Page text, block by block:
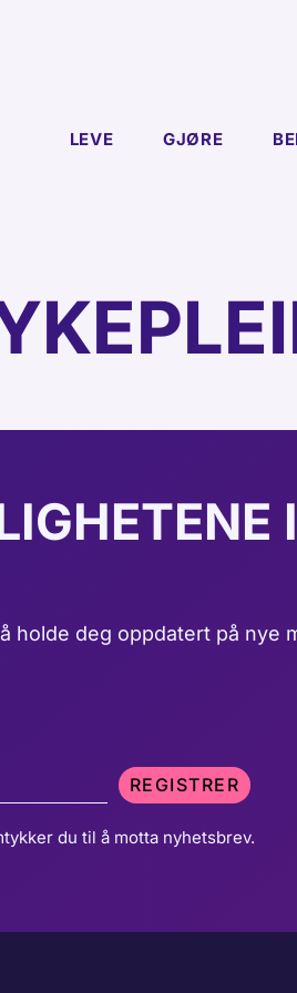
LEVE GJØRE
I
holde deg oppdatert på nye
REGISTRER
du til å motta nyhetsbrev.